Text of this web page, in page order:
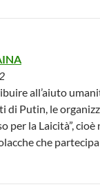
all’aiuto
di Putin, le
per la Laicità”,
che